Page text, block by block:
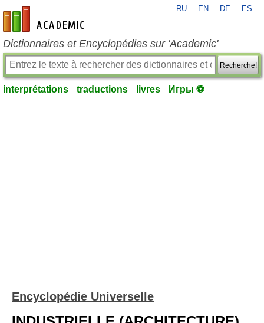
fr-academic.com
RU EN DE ES
Dictionnaires et Encyclopédies sur 'Academic'
Recherche!
interprétations traductions livres Игры ⚽
Encyclopédie Universelle